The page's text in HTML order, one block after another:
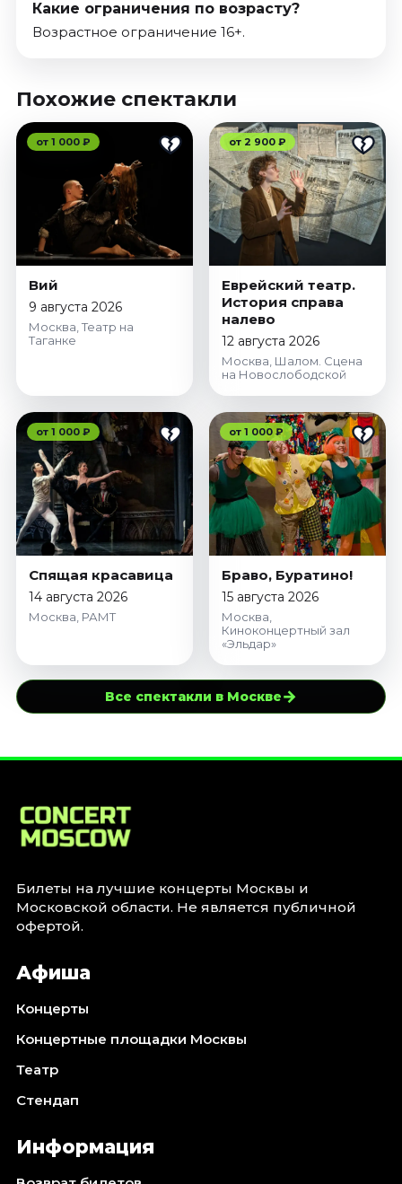
Какие ограничения по возрасту?
Возрастное ограничение 16+.
Похожие спектакли
от 1 000 ₽
Вий
9 августа 2026
Москва, Театр на
Таганке
от 2 900 ₽
Еврейский театр.
История справа
налево
12 августа 2026
Москва, Шалом. Сцена
на Новослободской
от 1 000 ₽
Спящая красавица
14 августа 2026
Москва, РАМТ
от 1 000 ₽
Браво, Буратино!
15 августа 2026
Москва,
Киноконцертный зал
«Эльдар»
Все спектакли в Москве→
Билеты на лучшие концерты Москвы и
Московской области. Не является публичной
офертой.
Афиша
Концерты
Концертные площадки Москвы
Театр
Стендап
Информация